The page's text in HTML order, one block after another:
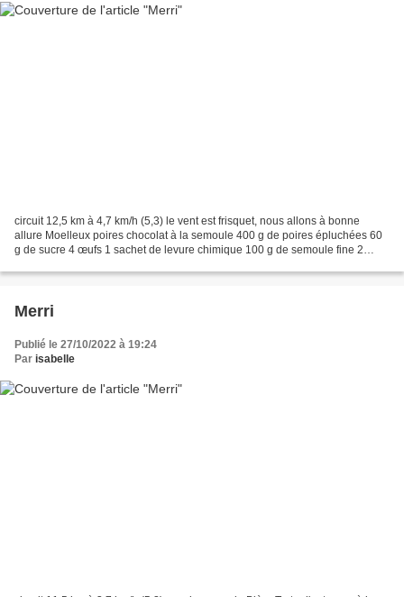
circuit 12,5 km à 4,7 km/h (5,3) le vent est frisquet, nous allons à bonne
allure Moelleux poires chocolat à la semoule 400 g de poires épluchées 60
g de sucre 4 œufs 1 sachet de levure chimique 100 g de semoule fine 2
Merri
Publié le 27/10/2022 à 19:24
Par isabelle